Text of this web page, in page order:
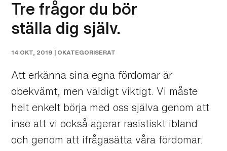
Tre frågor du bör
ställa dig själv.
14 OKT, 2019 | OKATEGORISERAT
Att erkänna sina egna fördomar är
obekvämt, men väldigt viktigt. Vi måste
helt enkelt börja med oss själva genom att
inse att vi också agerar rasistiskt ibland
och genom att ifrågasätta våra fördomar.